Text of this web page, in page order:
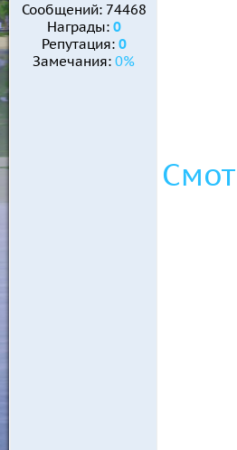
Сообщений: 74468
Награды: 0
Репутация: 0
Замечания: 0%